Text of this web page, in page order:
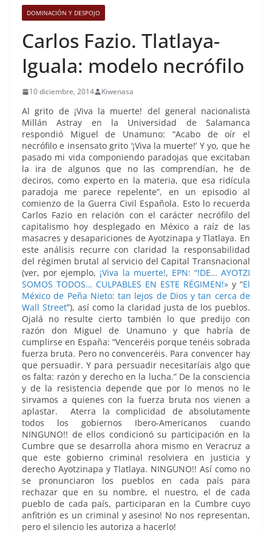
DOMINACIÓN Y DESPOJO
Carlos Fazio. Tlatlaya-
Iguala: modelo necrófilo
10 diciembre, 2014 Kiwenasa
Al grito de ¡Viva la muerte! del general nacionalista
Millán Astray en la Universidad de Salamanca
respondió Miguel de Unamuno: “Acabo de oír el
necrófilo e insensato grito ‘¡Viva la muerte!’ Y yo, que he
pasado mi vida componiendo paradojas que excitaban
la ira de algunos que no las comprendían, he de
deciros, como experto en la materia, que esa ridícula
paradoja me parece repelente”, en un episodio al
comienzo de la Guerra Civil Española. Esto lo recuerda
Carlos Fazio en relación con el carácter necrófilo del
capitalismo hoy desplegado en México a raíz de las
masacres y desapariciones de Ayotzinapa y Tlatlaya. En
este análisis recurre con claridad la responsabilidad
del régimen brutal al servicio del Capital Transnacional
(ver, por ejemplo, ¡Viva la muerte!, EPN: “!DE… AYOTZI
SOMOS TODOS… CULPABLES EN ESTE RÉGIMEN!» y “El
México de Peña Nieto: tan lejos de Dios y tan cerca de
Wall Street”), así como la claridad justa de los pueblos.
Ojalá no resulte cierto también lo que predijo con
razón don Miguel de Unamuno y que habría de
cumplirse en España: “Venceréis porque tenéis sobrada
fuerza bruta. Pero no convenceréis. Para convencer hay
que persuadir. Y para persuadir necesitaríais algo que
os falta: razón y derecho en la lucha.” De la consciencia
y de la resistencia depende que por lo menos no le
sirvamos a quienes con la fuerza bruta nos vienen a
aplastar. Aterra la complicidad de absolutamente
todos los gobiernos Ibero-Americanos cuando
NINGUNO!! de ellos condicionó su participación en la
Cumbre que se desarrolla ahora mismo en Veracruz a
que este gobierno criminal resolviera en justicia y
derecho Ayotzinapa y Tlatlaya. NINGUNO!! Así como no
se pronunciaron los pueblos en cada país para
rechazar que en su nombre, el nuestro, el de cada
pueblo de cada país, participaran en la Cumbre cuyo
anfitrión es un criminal y asesino! No nos representan,
pero el silencio les autoriza a hacerlo!